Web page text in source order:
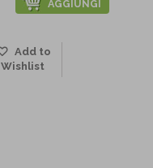
AGGIUNGI
Add to
Wishlist